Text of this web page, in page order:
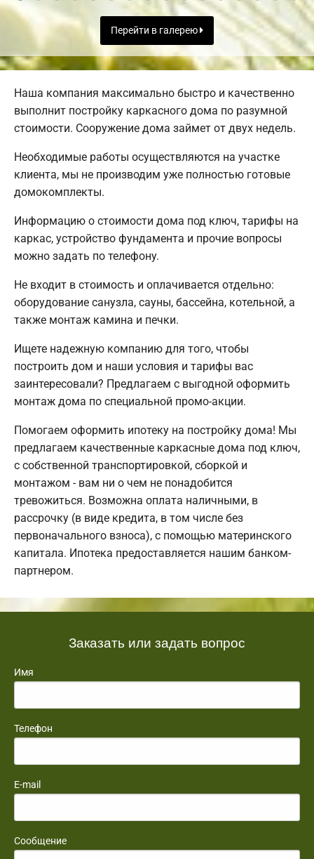
Перейти в галерею
Наша компания максимально быстро и качественно
выполнит постройку каркасного дома по разумной
стоимости. Сооружение дома займет от двух недель.
Необходимые работы осуществляются на участке
клиента, мы не производим уже полностью готовые
домокомплекты.
Информацию о стоимости дома под ключ, тарифы на
каркас, устройство фундамента и прочие вопросы
можно задать по телефону.
Не входит в стоимость и оплачивается отдельно:
оборудование санузла, сауны, бассейна, котельной, а
также монтаж камина и печки.
Ищете надежную компанию для того, чтобы
построить дом и наши условия и тарифы вас
заинтересовали? Предлагаем с выгодной оформить
монтаж дома по специальной промо-акции.
Помогаем оформить ипотеку на постройку дома! Мы
предлагаем качественные каркасные дома под ключ,
с собственной транспортировкой, сборкой и
монтажом - вам ни о чем не понадобится
тревожиться. Возможна оплата наличными, в
рассрочку (в виде кредита, в том числе без
первоначального взноса), с помощью материнского
капитала. Ипотека предоставляется нашим банком-
партнером.
Заказать или задать вопрос
Имя
Телефон
E-mail
Сообщение